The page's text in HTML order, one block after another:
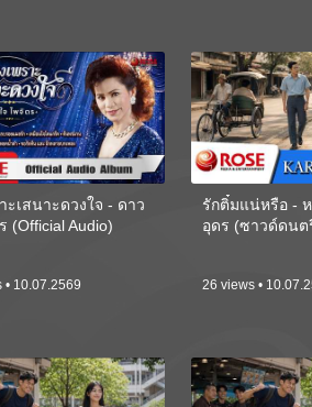
ะเสนาะดวงใจ - ดาว
(Official Audio)
• 10.07.2569
รักติ๋มแน่หรือ -
อุดร (ซาวด์ดนต
26 views •